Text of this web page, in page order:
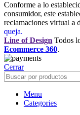
Conforme a lo
consumidor, este
reclamaciones virtual a
queja.
Line of Design Todos
Ecommerce 360.
Cerrar
Menu
Categories